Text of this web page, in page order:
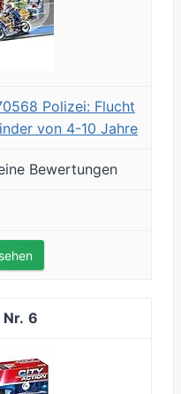
Polizei: Flucht
von 4-10 Jahre
Bewertungen
6